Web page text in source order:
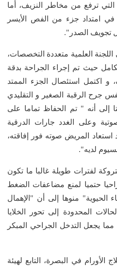
التي ترفع من مخاطر النزيف، أما
في امتداد جزء من الفص الأيسر
تجويف الصدر".
العلمية متعددة التخصصات،
حيث تم إجراء الجراحة بدقة
و اكتمل استئصال الجزء الممتد
جرح الرقبة الصغير و التقليدي
إلى أنه " تم الحفاظ تماما على
وعلى الغدد جارات الدرقية
استعاد المريض صوته فور إفاقته،
لديه".
لفترات طويلة غالبا ما تكون
حتميا لمنع مضاعفات الضغط
الحيوية" منوها إلى أن "الإهمال
المحدودة إلى تحور الخلايا
مما يجعل التدخل الجراحي المبكر
الأورام في البصرة، التابع لهيئة